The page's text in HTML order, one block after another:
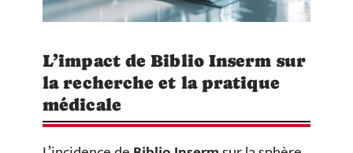
L’impact de Biblio Inserm sur
la recherche et la pratique
médicale